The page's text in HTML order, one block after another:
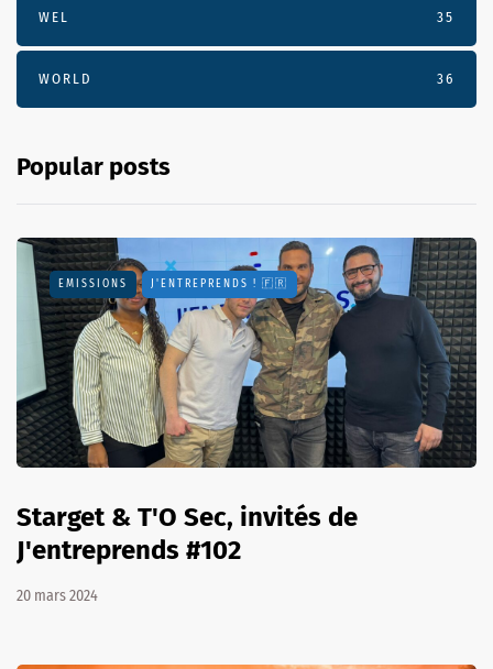
WEL 35
WORLD 36
Popular posts
EMISSIONS J'ENTREPRENDS ! 🇫🇷
Starget & T'O Sec, invités de
J'entreprends #102
20 mars 2024